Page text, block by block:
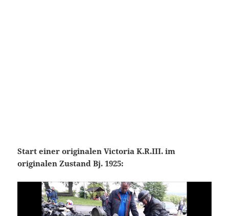
Start einer originalen Victoria K.R.III. im
originalen Zustand Bj. 1925: